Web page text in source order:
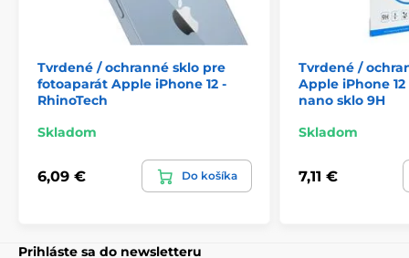
Tvrdené / ochranné sklo pre
fotoaparát Apple iPhone 12 -
RhinoTech
Skladom
6,09 € Do košíka
Tvrdené /
Apple iPhone
nano sklo 9H
Skladom
7,11 €
Prihláste sa do newsletteru